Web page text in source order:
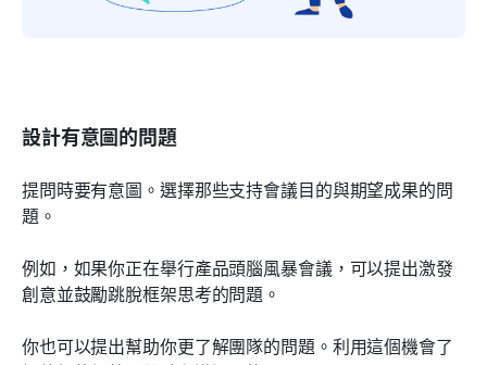
設計有意圖的問題
提問時要有意圖。選擇那些支持會議目的與期望成果的問
題。
例如，如果你正在舉行產品頭腦風暴會議，可以提出激發
創意並鼓勵跳脫框架思考的問題。
你也可以提出幫助你更了解團隊的問題。利用這個機會了